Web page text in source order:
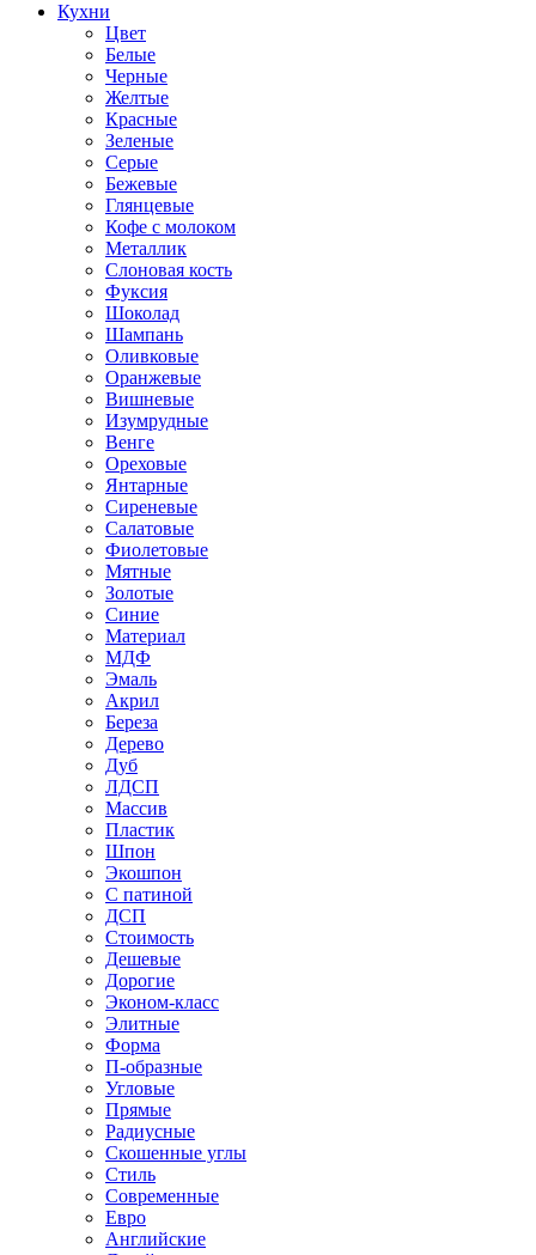
Кухни
Цвет
Белые
Черные
Желтые
Красные
Зеленые
Серые
Бежевые
Глянцевые
Кофе с молоком
Металлик
Слоновая кость
Фуксия
Шоколад
Шампань
Оливковые
Оранжевые
Вишневые
Изумрудные
Венге
Ореховые
Янтарные
Сиреневые
Салатовые
Фиолетовые
Мятные
Золотые
Синие
Материал
МДФ
Эмаль
Акрил
Береза
Дерево
Дуб
ЛДСП
Массив
Пластик
Шпон
Экошпон
С патиной
ДСП
Стоимость
Дешевые
Дорогие
Эконом-класс
Элитные
Форма
П-образные
Угловые
Прямые
Радиусные
Скошенные углы
Стиль
Современные
Евро
Английские